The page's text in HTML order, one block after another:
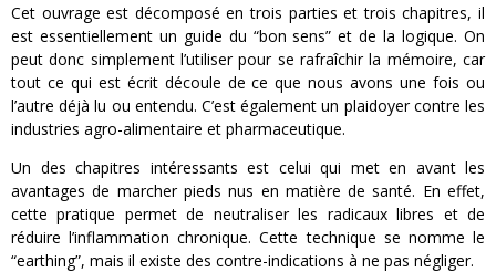
Cet ouvrage est décomposé en trois parties et trois chapitres, il
est essentiellement un guide du “bon sens” et de la logique. On
peut donc simplement l’utiliser pour se rafraîchir la mémoire, car
tout ce qui est écrit découle de ce que nous avons une fois ou
l’autre déjà lu ou entendu. C’est également un plaidoyer contre les
industries agro-alimentaire et pharmaceutique.
Un des chapitres intéressants est celui qui met en avant les
avantages de marcher pieds nus en matière de santé. En effet,
cette pratique permet de neutraliser les radicaux libres et de
réduire l’inflammation chronique. Cette technique se nomme le
“earthing”, mais il existe des contre-indications à ne pas négliger.